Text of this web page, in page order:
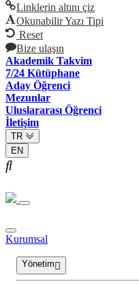
Linklerin altını çiz
Okunabilir Yazı Tipi
Reset
Bize ulaşın
Akademik Takvim
7/24 Kütüphane
Aday Öğrenci
Mezunlar
Uluslararası Öğrenci
İletişim
TR
EN
Kurumsal
Yönetim